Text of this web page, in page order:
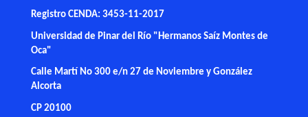
Registro CENDA: 3453-11-2017
Universidad de Pinar del Río "Hermanos Saíz Montes de
Oca"
Calle Martí No 300 e/n 27 de Noviembre y González
Alcorta
CP 20100